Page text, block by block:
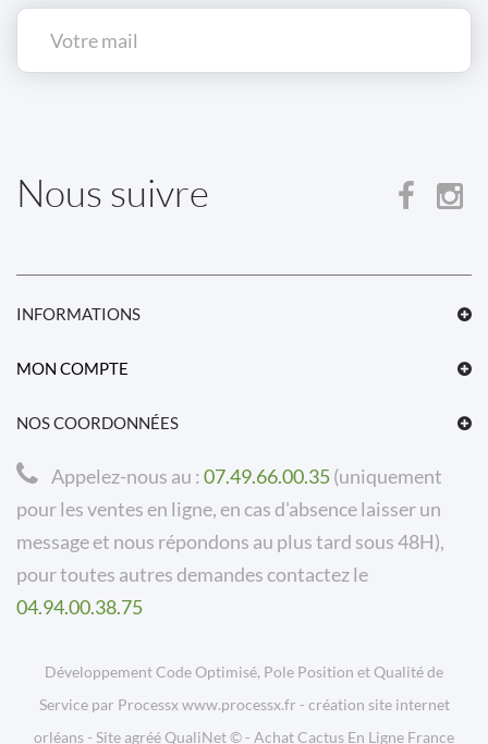
Nous suivre
INFORMATIONS
MON COMPTE
NOS COORDONNÉES
Appelez-nous au : 07.49.66.00.35(uniquement
pour les ventes en ligne, en cas d'absence laisser un
message et nous répondons au plus tard sous 48H),
pour toutes autres demandes contactez le
04.94.00.38.75
Développement Code Optimisé, Pole Position et Qualité de
Service par Processx www.processx.fr - création site internet
orléans- SiteagrééQualiNet ©- Achat Cactus En Ligne France